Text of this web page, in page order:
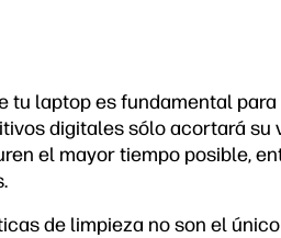
tu laptop es fundamental
digitales sólo acortará su
el mayor tiempo posible,
de limpieza no son el